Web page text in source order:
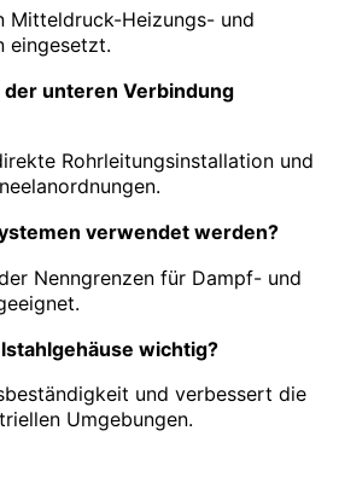
Mitteldruck-Heizungs- und
eingesetzt.
der unteren Verbindung
Rohrleitungsinstallation und
verwendet werden?
Nenngrenzen für Dampf- und
wichtig?
und verbessert die
Umgebungen.